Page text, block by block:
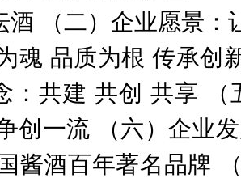
酒 （二）企业愿景：
魂 品质为根 传承创
：共建 共创 共享
创一流 （六）企业
酱酒百年著名品牌